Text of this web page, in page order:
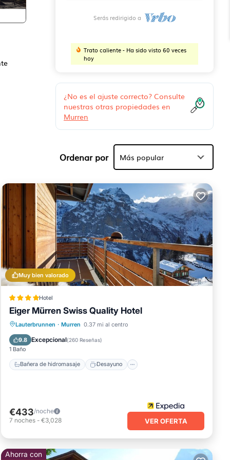
Este
w /
Serás redirigido a
Trato caliente - Ha sido visto 60 veces
hoy
¿No es el ajuste correcto? Consulte
nuestras otras propiedades en
Murren
Ordenar por Más popular
Muy bien valorado
Hotel
Eiger Mürren Swiss Quality Hotel
Lauterbrunnen · Murren 0.37 mi al centro
9.8 Excepcional(260 Reseñas)
1 Baño
Bañera de hidromasaje Desayuno
Bañera de hidromasaje
Desayuno
Piscina
Spa
€433/noche
7 noches - €3,028 VER OFERTA
Ahorra con